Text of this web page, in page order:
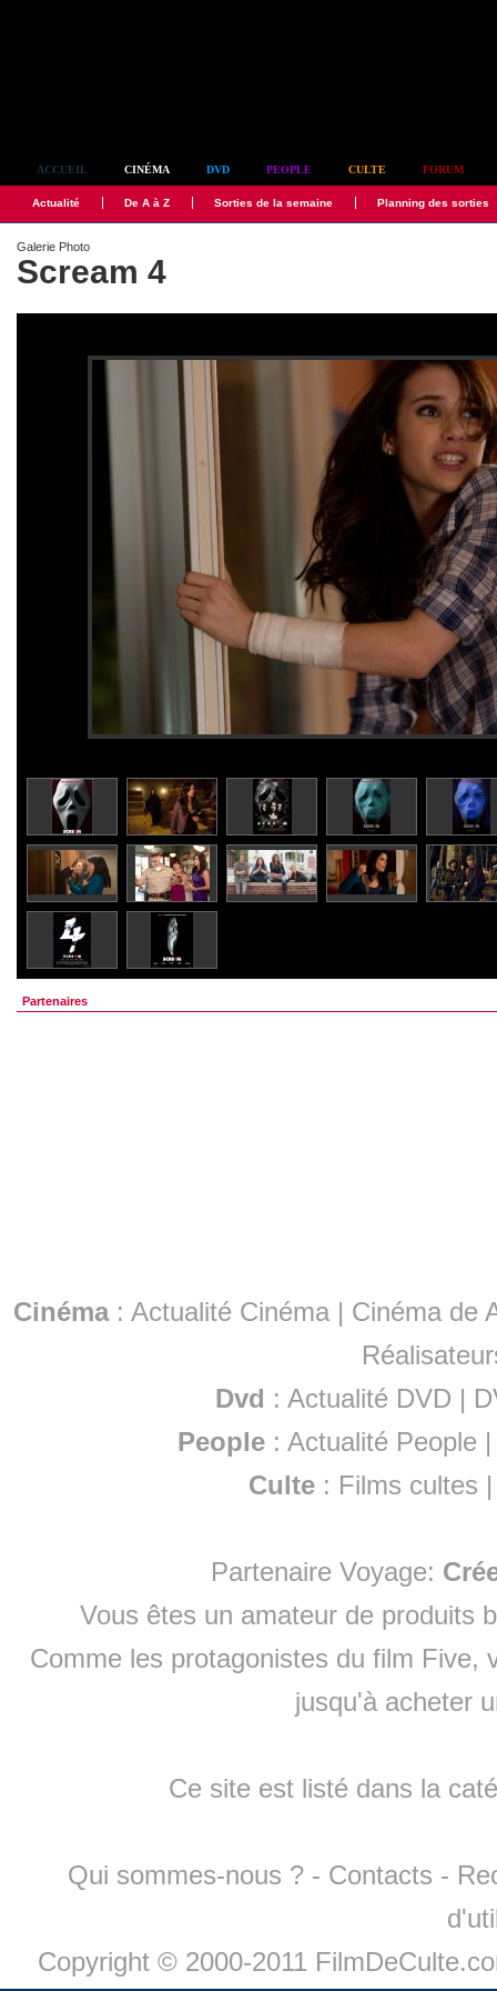
ACCUEIL CINÉMA DVD PEOPLE CULTE FORUM
Actualité De A à Z Sorties de la semaine Planning des sorties
Galerie Photo
Scream 4
Partenaires
Cinéma: Actualité Cinéma | Cinéma de
Dvd : Actualité DVD |
People :Actualité People
Culte : Films cultes
Partenaire Voyage:
Vous êtes un amateur de produits
Comme les protagonistes du film Five,
jusqu'à acheter
Ce site est listé dans la
Qui sommes-nous ? - Contacts -
Copyright © 2000-2011